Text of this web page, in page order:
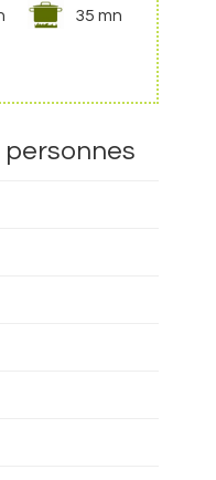
35 mn
personnes